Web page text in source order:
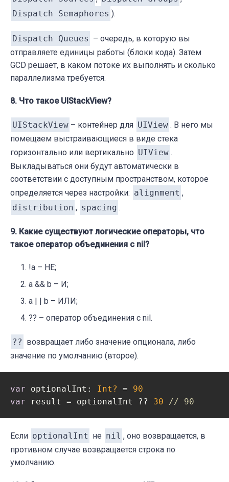
Dispatch Semaphores ).
Dispatch Queues – очередь, в которую вы
отправляете единицы работы (блоки кода). Затем
GCD решает, в каком потоке их выполнять и сколько
параллелизма требуется.
8. Что такое UIStackView?
UIStackView – контейнер для UIView . В него мы
помещаем выстраивающиеся в виде стека
горизонтально или вертикально UIView .
Выкладываться они будут автоматически в
соответствии с доступным пространством, которое
определяется через настройки: alignment ,
distribution , spacing .
9. Какие существуют логические операторы, что
такое оператор объединения с nil?
!a – НЕ;
a && b – И;
a | | b – ИЛИ;
?? – оператор объединения с nil.
?? возвращает либо значение опционала, либо
значение по умолчанию (второе).
var optionalInt: Int? = 90
var result = optionalInt ?? 30 // 90
Если optionalInt не nil , оно возвращается, в
противном случае возвращается строка по
умолчанию.